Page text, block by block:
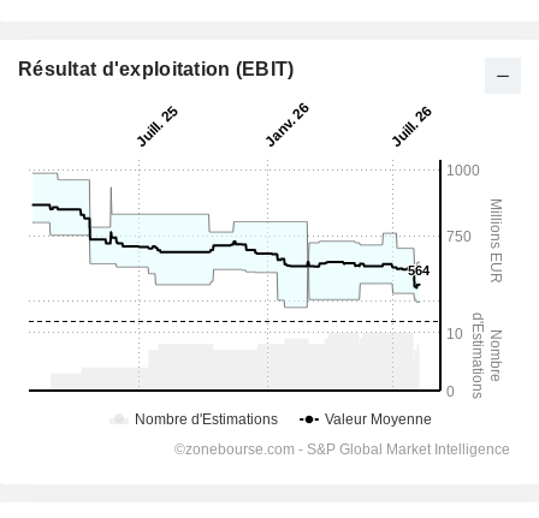
Résultat d'exploitation (EBIT)